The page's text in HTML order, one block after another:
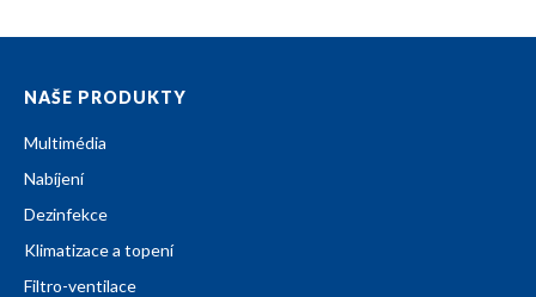
NAŠE PRODUKTY
Multimédia
Nabíjení
Dezinfekce
Klimatizace a topení
Filtro-ventilace